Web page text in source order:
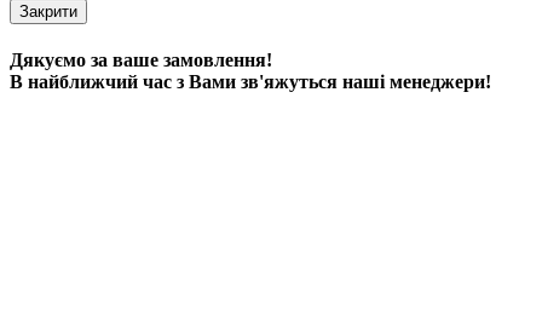
Закрити
Дякуємо за ваше замовлення!
В найближчий час з Вами зв'яжуться наші менеджери!